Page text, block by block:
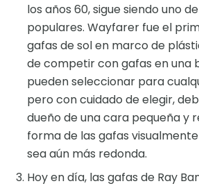
los años 60, sigue siendo uno
populares. Wayfarer fue el
gafas de sol en marco de
de competir con gafas en una
pueden seleccionar para
pero con cuidado de elegir,
dueño de una cara pequeña y
forma de las gafas
sea aún más redonda.
Hoy en día, las gafas de Ray